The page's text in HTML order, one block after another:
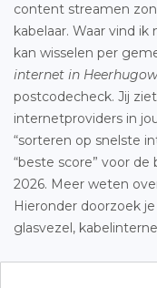
content streamen
kabelaar. Waar vind
kan wisselen per
internet in
postcodecheck. Jij
internetproviders in
“sorteren op snelste
“beste score” voor
2026. Meer weten
Hieronder doorzoek
glasvezel,